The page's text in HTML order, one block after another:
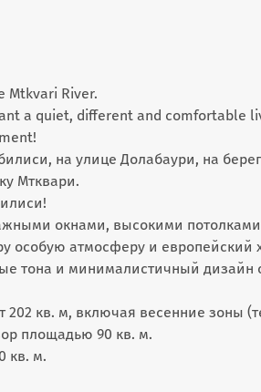
Mtkvari River.
a quiet, different and comfortable
на улице Долабаури, на
Мтквари.
окнами, высокими
особую атмосферу и европейский
тона и минималистичный дизайн
кв. м, включая весенние зоны
площадью 90 кв. м.
кв. м.